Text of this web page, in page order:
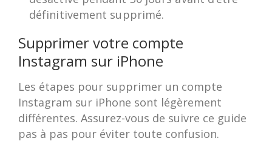
définitivement supprimé.
Supprimer votre compte
Instagram sur iPhone
Les étapes pour supprimer un compte
Instagram sur iPhone sont légèrement
différentes. Assurez-vous de suivre ce guide
pas à pas pour éviter toute confusion.